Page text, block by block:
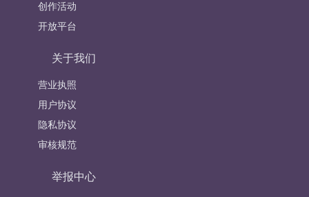
创作活动
开放平台
关于我们
营业执照
用户协议
隐私协议
审核规范
举报中心